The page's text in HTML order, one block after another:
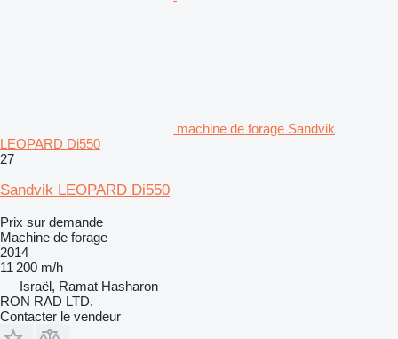
machine de forage Sandvik
LEOPARD Di550
27
Sandvik LEOPARD Di550
Prix sur demande
Machine de forage
2014
11 200 m/h
Israël, Ramat Hasharon
RON RAD LTD.
Contacter le vendeur